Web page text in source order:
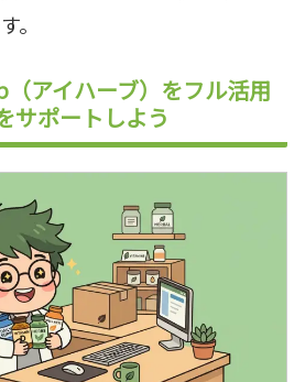
。
アイハーブ）をフル活用
サポートしよう